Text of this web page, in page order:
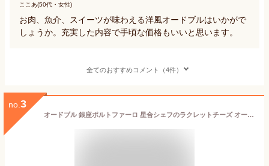
ここあ(50代・女性)
お肉、魚介、スイーツが味わえる洋風オードブルはいかがで
しょうか。充実した内容で手頃な価格もいいと思います。
全てのおすすめコメント（4件）
no. 3
オードブル 銀座ポルトファーロ 星合シェフのラクレットチーズ オードブルセット 2人前 全26品 誕生日/パーティ/父の日/お中元/ギフト/プレゼント/おつまみ セット